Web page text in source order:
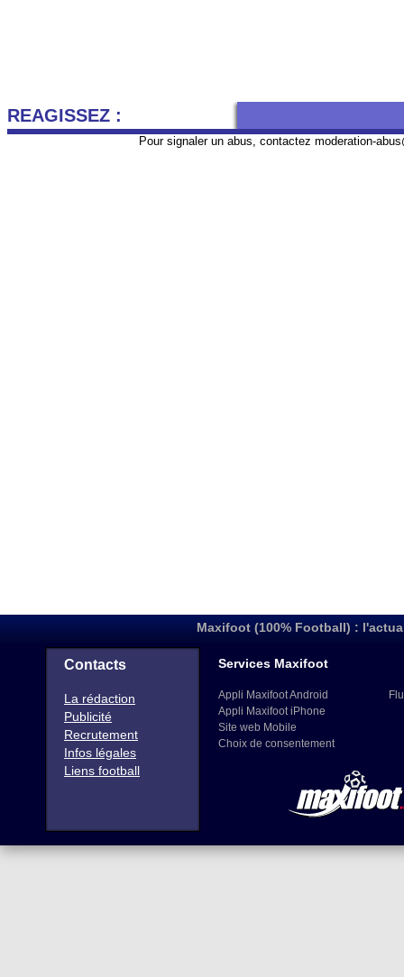
REAGISSEZ :
Pour signaler un abus, contactez moderation-
Maxifoot (100% Football) :
Contacts
La rédaction
Publicité
Recrutement
Infos légales
Liens football
Services Maxifoot
Appli Maxifoot Android
Appli Maxifoot iPhone
Site web Mobile
Choix de consentement